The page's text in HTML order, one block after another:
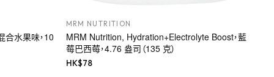
合水果味，10
MRM NUTRITION
MRM Nutrition, Hydration+Electrolyte Boost，藍
莓巴西莓，4.76 盎司（135 克）
HK$78